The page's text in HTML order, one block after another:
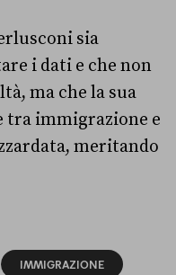
sia
i dati e che non
ma che la sua
tra immigrazione e
meritando
IMMIGRAZIONE